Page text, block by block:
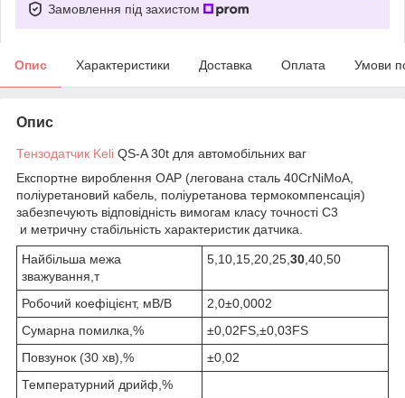
Замовлення під захистом
Опис Характеристики Доставка Оплата Умови
Опис
Тензодатчик Keli QS-A 30t для автомобільних ваг
Експортне вироблення OAP (легована сталь 40CrNiMoA,
поліуретановий кабель, поліуретанова термокомпенсація)
забезпечують відповідність вимогам класу точності С3
и метричну стабільність характеристик датчика.
Найбільша межа
зважування,т
5,10,15,20,25, 30 ,40,50
Робочий коефіцієнт, мВ/В
2,0±0,0002
Сумарна помилка,%
±0,02FS,±0,03FS
Повзунок (30 хв),%
±0,02
Температурний дрийф,%